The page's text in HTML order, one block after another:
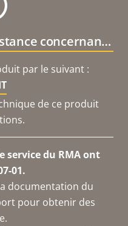
Informations sur l'assistance concernant le produit
par le suivant :
de ce produit
service du RMA ont
01.
documentation du
pour obtenir des